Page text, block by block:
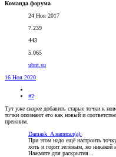
Команда форума
24 Ноя 2017
7.239
443
5.065
ubnt.su
16 Ноя 2020
#2
Тут уже скорее добавить старые точки к
точки опознают его как новый и
прежним.
Damask_A написал(а):
При этом надо ещё настроить
хоть и горит зелёным, но никакой
Нажмите для раскрытия...